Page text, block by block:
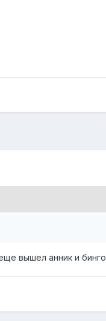
вышел анник и бинго